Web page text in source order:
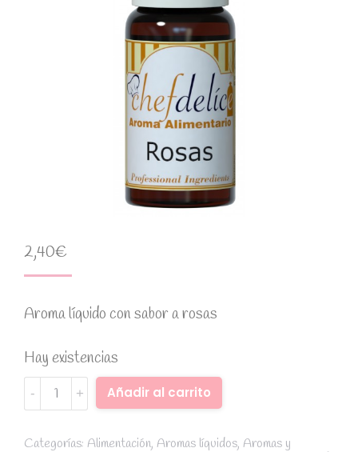
2,40€
Aroma líquido con sabor a rosas
Hay existencias
Aroma
Rosas
-
Añadir al carrito
Categorías: Alimentación, Aromas líquidos, Aromas y